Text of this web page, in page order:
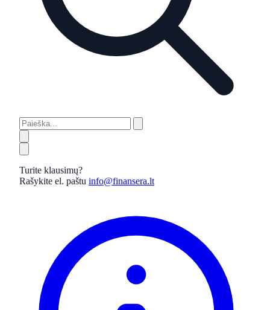
Turite klausimų?
Rašykite el. paštu info@finansera.lt